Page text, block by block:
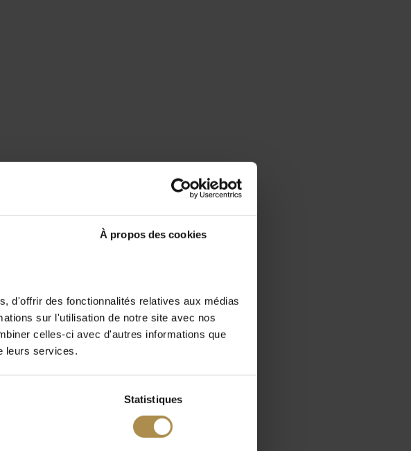
À propos des cookies
d'offrir des fonctionnalités relatives aux médias
sur l'utilisation de notre site avec nos
celles-ci avec d'autres informations que
leurs services.
Statistiques